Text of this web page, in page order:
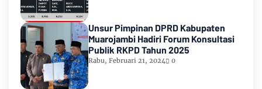
Unsur Pimpinan DPRD Kabupaten
Muarojambi Hadiri Forum Konsultasi
Publik RKPD Tahun 2025
Rabu, Februari 21, 2024 0